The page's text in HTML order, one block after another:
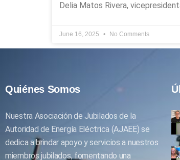
Delia Matos Rivera,
June 16, 2025 No Comments
Quiénes Somos
Nuestra Asociación de Jubilados de la
Autoridad de Energía Eléctrica (AJAEE) se
dedica a brindar apoyo y servicios a nuestros
miembros jubilados, fomentando una